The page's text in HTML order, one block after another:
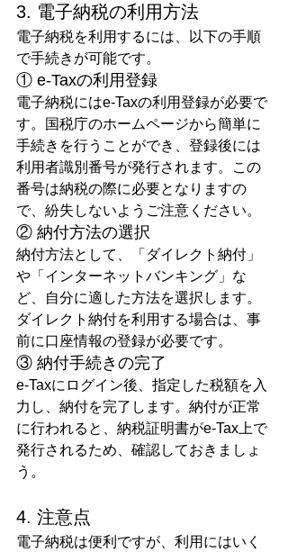
3. 電子納税の利用方法
電子納税を利用するには、以下の手順
で手続きが可能です。
① e-Taxの利用登録
電子納税にはe-Taxの利用登録が必要で
す。国税庁のホームページから簡単に
手続きを行うことができ、登録後には
利用者識別番号が発行されます。この
番号は納税の際に必要となりますの
で、紛失しないようご注意ください。
② 納付方法の選択
納付方法として、「ダイレクト納付」
や「インターネットバンキング」な
ど、自分に適した方法を選択します。
ダイレクト納付を利用する場合は、事
前に口座情報の登録が必要です。
③ 納付手続きの完了
e-Taxにログイン後、指定した税額を入
力し、納付を完了します。納付が正常
に行われると、納税証明書がe-Tax上で
発行されるため、確認しておきましょ
う。
4. 注意点
電子納税は便利ですが、利用にはいく